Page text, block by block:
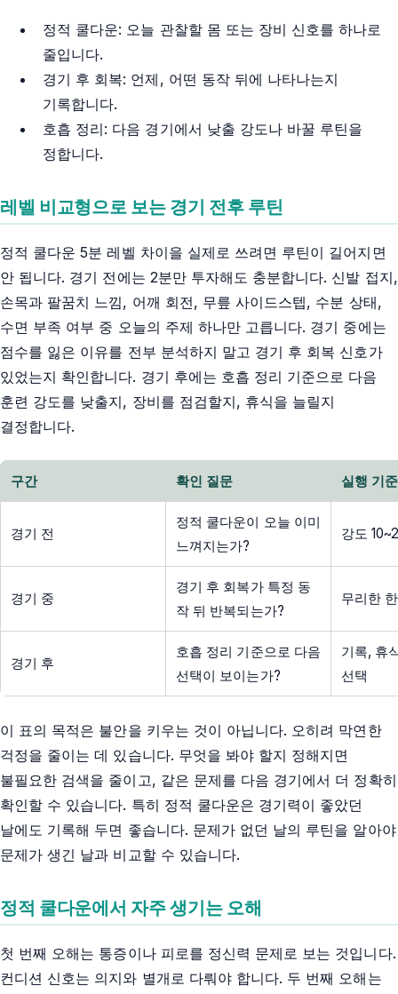
정적 쿨다운: 오늘 관찰할 몸 또는 장비 신호를 하나로
줄입니다.
경기 후 회복: 언제, 어떤 동작 뒤에 나타나는지
기록합니다.
호흡 정리: 다음 경기에서 낮출 강도나 바꿀 루틴을
정합니다.
레벨 비교형으로 보는 경기 전후 루틴
정적 쿨다운 5분 레벨 차이을 실제로 쓰려면 루틴이 길어지면
안 됩니다. 경기 전에는 2분만 투자해도 충분합니다. 신발 접지,
손목과 팔꿈치 느낌, 어깨 회전, 무릎 사이드스텝, 수분 상태,
수면 부족 여부 중 오늘의 주제 하나만 고릅니다. 경기 중에는
점수를 잃은 이유를 전부 분석하지 말고 경기 후 회복 신호가
있었는지 확인합니다. 경기 후에는 호흡 정리 기준으로 다음
훈련 강도를 낮출지, 장비를 점검할지, 휴식을 늘릴지
결정합니다.
구간 확인 질문 실행 기준
경기 전
정적 쿨다운이 오늘 이미
느껴지는가?
강도
경기 중
경기 후 회복가 특정 동
작 뒤 반복되는가?
무리한
경기 후
호흡 정리 기준으로 다음
선택이 보이는가?
기록, 휴
선택
이 표의 목적은 불안을 키우는 것이 아닙니다. 오히려 막연한
걱정을 줄이는 데 있습니다. 무엇을 봐야 할지 정해지면
불필요한 검색을 줄이고, 같은 문제를 다음 경기에서 더 정확히
확인할 수 있습니다. 특히 정적 쿨다운은 경기력이 좋았던
날에도 기록해 두면 좋습니다. 문제가 없던 날의 루틴을 알아야
문제가 생긴 날과 비교할 수 있습니다.
정적 쿨다운에서 자주 생기는 오해
첫 번째 오해는 통증이나 피로를 정신력 문제로 보는 것입니다.
컨디션 신호는 의지와 별개로 다뤄야 합니다. 두 번째 오해는